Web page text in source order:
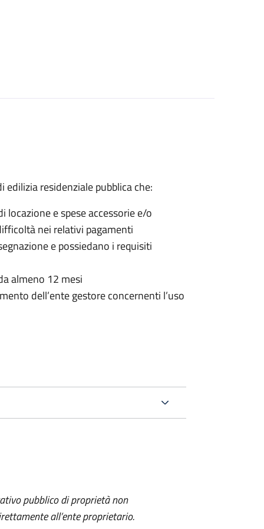
residenziale pubblica che:
locazione e spese accessorie e/o
nei relativi pagamenti
e possiedano i requisiti
almeno 12 mesi
dell’ente gestore concernenti l’uso
pubblico di proprietà non
all’ente proprietario.